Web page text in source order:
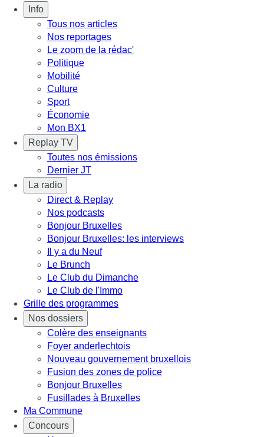
Info
Tous nos articles
Nos reportages
Le zoom de la rédac'
Politique
Mobilité
Culture
Sport
Économie
Mon BX1
Replay TV
Toutes nos émissions
Dernier JT
La radio
Direct & Replay
Nos podcasts
Bonjour Bruxelles
Bonjour Bruxelles: les interviews
Il y a du Neuf
Le Brunch
Le Club du Dimanche
Le Club de l'Immo
Grille des programmes
Nos dossiers
Colère des enseignants
Foyer anderlechtois
Nouveau gouvernement bruxellois
Fusion des zones de police
Bonjour Bruxelles
Fusillades à Bruxelles
Ma Commune
Concours